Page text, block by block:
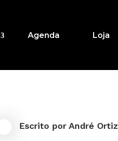
Agenda Loja
Escrito porAndré Ortiz